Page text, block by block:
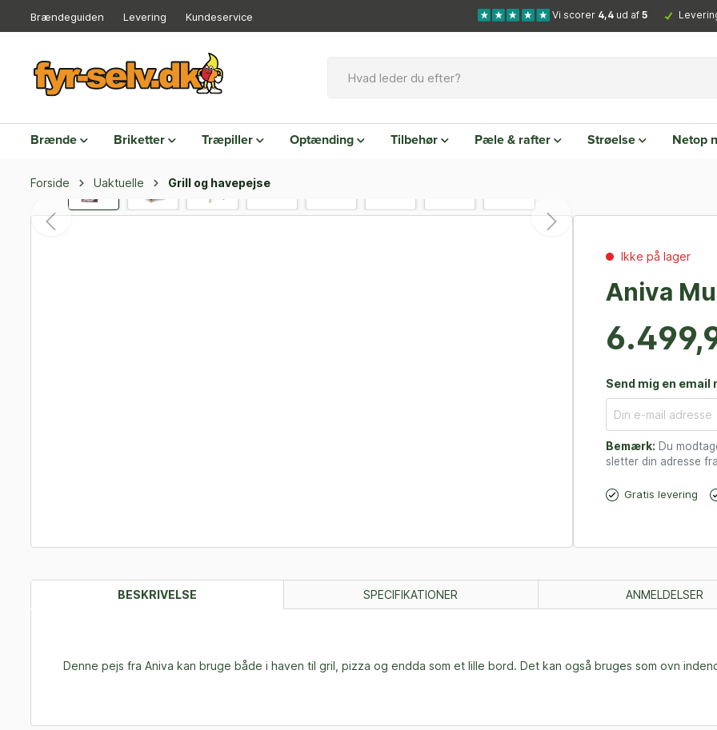
Brændeguiden Levering Kundeservice Vi scorer 4,4 ud af 5
Brænde Briketter Træpiller Optænding Tilbehør Pæle & rafter Strøelse Netop
Forside Uaktuelle Grill og havepejse
Ikke på lager
Aniva
Send mig en email
Bemærk: Du
sletter din adresse
Gratis levering
BESKRIVELSE SPECIFIKATIONER ANMELDELSER
Denne pejs fra Aniva kan bruge både i haven til gril, pizza og endda som et lille bord. Det kan også bruges som ovn